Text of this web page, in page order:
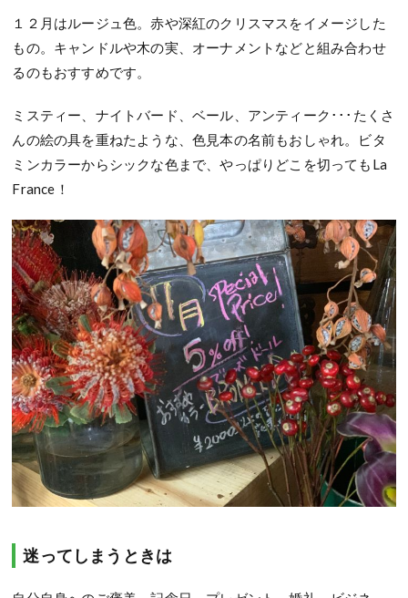
１２月はルージュ色。赤や深紅のクリスマスをイメージした
もの。キャンドルや木の実、オーナメントなどと組み合わせ
るのもおすすめです。
ミスティー、ナイトバード、ベール、アンティーク･･･たくさ
んの絵の具を重ねたような、色見本の名前もおしゃれ。ビタ
ミンカラーからシックな色まで、やっぱりどこを切ってもLa
France！
迷ってしまうときは